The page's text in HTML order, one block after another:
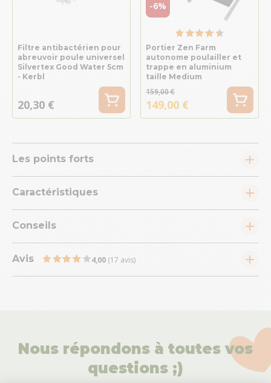
Filtre antibactérien pour
abreuvoir poule universel
Silvertex Good Water 5cm
- Kerbl
20,30 €
-6%
Portier Zen Farm
autonome poulailler et
trappe en aluminium
taille Medium
159,00 €
149,00 €
Les points forts
Caractéristiques
Conseils
Avis 4,00 (17 avis)
Nous répondons à toutes vos
questions ;)